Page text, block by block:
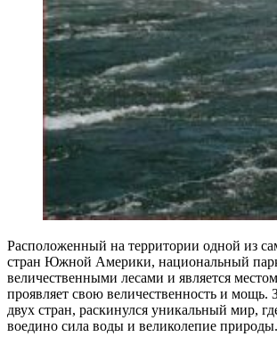
Расположенный на территории одной из
стран Южной Америки, национальный
величественными лесами и является
проявляет свою величественность и мощь.
двух стран, раскинулся уникальный мир,
воедино сила воды и великолепие природы.